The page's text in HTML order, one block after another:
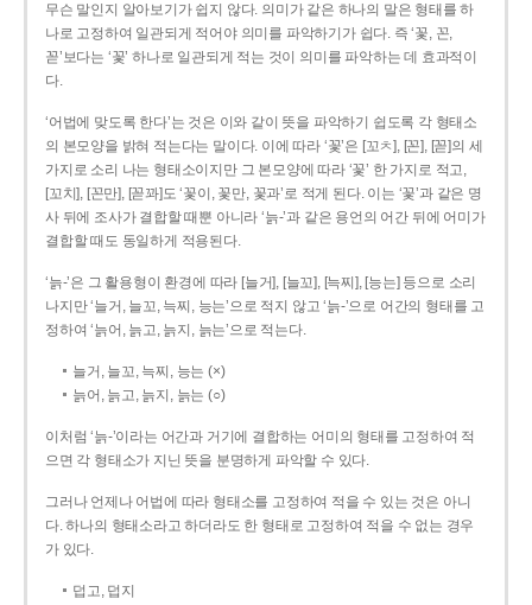
무슨 말인지 알아보기가 쉽지 않다. 의미가 같은 하나의 말은 형태를 하
나로 고정하여 일관되게 적어야 의미를 파악하기가 쉽다. 즉 ‘꽃, 꼰,
꼳’보다는 ‘꽃’ 하나로 일관되게 적는 것이 의미를 파악하는 데 효과적이
다.
‘어법에 맞도록 한다’는 것은 이와 같이 뜻을 파악하기 쉽도록 각 형태소
의 본모양을 밝혀 적는다는 말이다. 이에 따라 ‘꽃’은 [꼬ㅊ], [꼰], [꼳]의 세
가지로 소리 나는 형태소이지만 그 본모양에 따라 ‘꽃’ 한 가지로 적고,
[꼬치], [꼰만], [꼳꽈]도 ‘꽃이, 꽃만, 꽃과’로 적게 된다. 이는 ‘꽃’과 같은 명
사 뒤에 조사가 결합할 때뿐 아니라 ‘늙-’과 같은 용언의 어간 뒤에 어미가
결합할 때도 동일하게 적용된다.
‘늙-’은 그 활용형이 환경에 따라 [늘거], [늘꼬], [늑찌], [능는] 등으로 소리
나지만 ‘늘거, 늘꼬, 늑찌, 능는’으로 적지 않고 ‘늙-’으로 어간의 형태를 고
정하여 ‘늙어, 늙고, 늙지, 늙는’으로 적는다.
늘거, 늘꼬, 늑찌, 능는 (×)
늙어, 늙고, 늙지, 늙는 (○)
이처럼 ‘늙-­’이라는 어간과 거기에 결합하는 어미의 형태를 고정하여 적
으면 각 형태소가 지닌 뜻을 분명하게 파악할 수 있다.
그러나 언제나 어법에 따라 형태소를 고정하여 적을 수 있는 것은 아니
다. 하나의 형태소라고 하더라도 한 형태로 고정하여 적을 수 없는 경우
가 있다.
덥고, 덥지